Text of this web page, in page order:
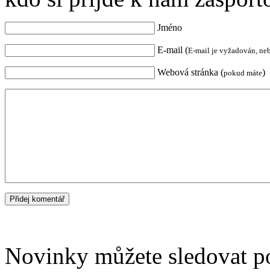
Jméno
E-mail (E-mail je vyžadován,
Webová stránka (pokud máte)
Novinky můžete sledovat